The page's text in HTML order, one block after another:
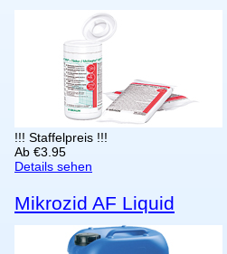
!!! Staffelpreis !!!
Ab €3.95
Details sehen
Mikrozid AF Liquid